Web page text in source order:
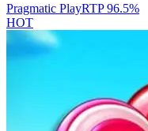
Pragmatic PlayRTP96.5%
HOT